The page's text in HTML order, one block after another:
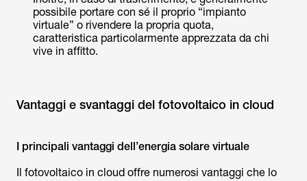
possibile portare con sé il proprio “impianto
virtuale” o rivendere la propria quota,
caratteristica particolarmente apprezzata da chi
vive in affitto.
Vantaggi e svantaggi del fotovoltaico in cloud
I principali vantaggi dell’energia solare virtuale
Il fotovoltaico in cloud offre numerosi vantaggi che lo